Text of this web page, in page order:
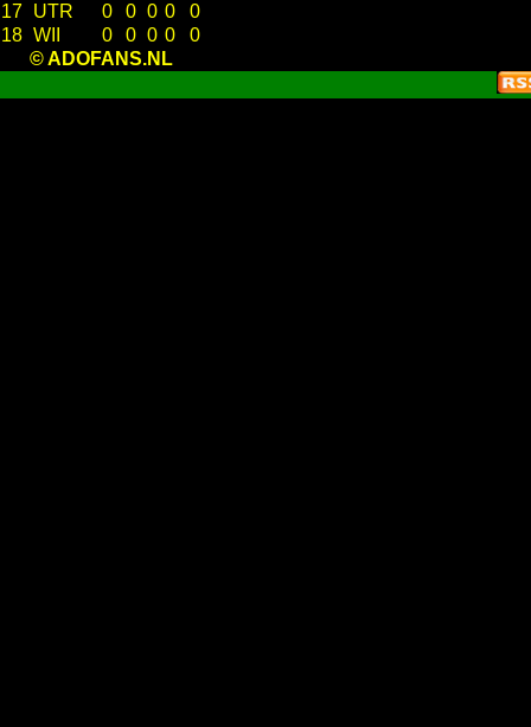
17 UTR 0 0 0 0
0
18 WII 0 0 0 0
0
© ADOFANS.NL